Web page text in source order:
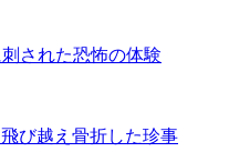
された恐怖の体験
び越え骨折した珍事